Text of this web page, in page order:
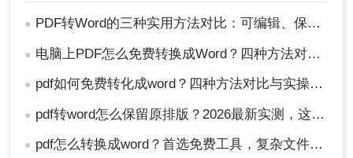
● PDF转Word的三种实用方法对比：可编辑、保格式、避风险！
● 电脑上PDF怎么免费转换成Word？四种方法对比与实操指南（附详细表格）!
● pdf如何免费转化成word？四种方法对比与实操指南（附详细表格）
● pdf转word怎么保留原排版？2026最新实测，这5种方法从免费到专业全搞定！
● pdf怎么转换成word？首选免费工具，复杂文件再上专业软件！